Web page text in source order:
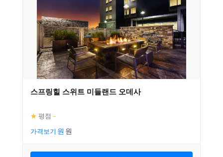
스프링힐 스위트 미들랜드 오데사
★ 평점 –
가격보기